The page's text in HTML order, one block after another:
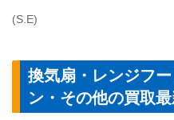
(S.E)
換気扇・レンジフ
ン・その他の買取